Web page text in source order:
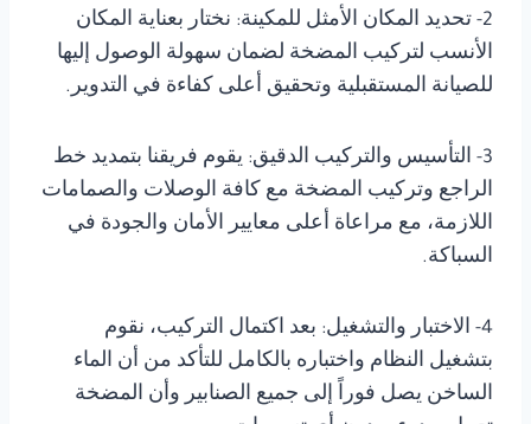
2- تحديد المكان الأمثل للمكينة: نختار بعناية المكان
الأنسب لتركيب المضخة لضمان سهولة الوصول إليها
للصيانة المستقبلية وتحقيق أعلى كفاءة في التدوير.
3- التأسيس والتركيب الدقيق: يقوم فريقنا بتمديد خط
الراجع وتركيب المضخة مع كافة الوصلات والصمامات
اللازمة، مع مراعاة أعلى معايير الأمان والجودة في
السباكة.
4- الاختبار والتشغيل: بعد اكتمال التركيب، نقوم
بتشغيل النظام واختباره بالكامل للتأكد من أن الماء
الساخن يصل فوراً إلى جميع الصنابير وأن المضخة